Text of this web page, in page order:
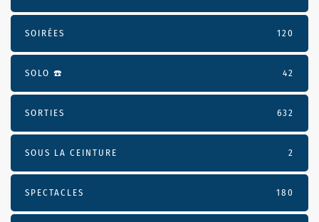
SOIRÉES 120
SOLO ☎️ 42
SORTIES 632
SOUS LA CEINTURE 2
SPECTACLES 180